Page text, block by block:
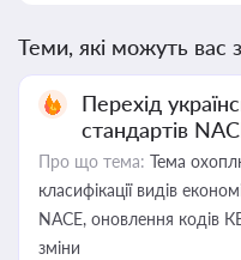
Теми, які можуть вас
Перехід
стандартів
Про що тема: Тема
класифікації видів
NACE, оновлення кодів
зміни